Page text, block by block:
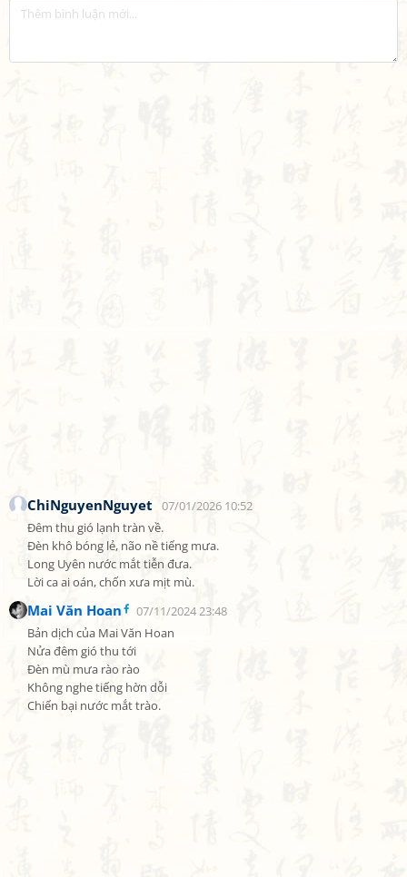
ChiNguyenNguyet
07/01/2026 10:52
Đêm thu gió lạnh tràn về.
Đèn khô bóng lẻ, não nề tiếng mưa.
Long Uyên nước mắt tiễn đưa.
Lời ca ai oán, chốn xưa mịt mù.
Mai Văn Hoan
07/11/2024 23:48
Bản dịch của Mai Văn Hoan
Nửa đêm gió thu tới
Đèn mù mưa rào rào
Không nghe tiếng hờn dỗi
Chiến bại nước mắt trào.